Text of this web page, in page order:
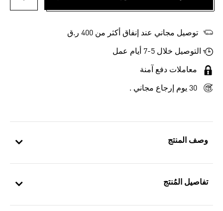
وصف المنتج
تفاصيل المُنتج
توصيل مجاني عند إنفاق أكثر من 400 ر.ق
التوصيل خلال 5-7 أيام عمل
معاملات دفع آمنة